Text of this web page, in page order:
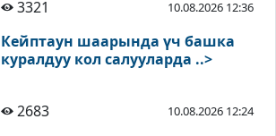
3321 10.08.2026 12:36
Кейптаун шаарында үч башка
куралдуу кол салууларда ..>
2683 10.08.2026 12:24